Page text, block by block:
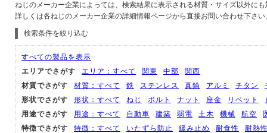
ねじのメーカー企業によっては、検索結果に表示される材質・サイズ以外に
詳しくは各ねじのメーカー企業の詳細情報ページから直接お問い合わせ下さい
検索条件を絞り込む
すべての製品を表示
エリアでさがす
エリア：すべて 関東 中部
関西
材質でさがす
材質：すべて 鉄 ステンレス 真鍮 アルミ チタン
形状でさがす
形状：すべて ねじ ボルト ナット 座金 リベット
用途でさがす
用途：すべて 自動車 建築 弱電 土木 機械 航空
特徴でさがす
特徴：すべて いたずら防止 緩み止め 耐食性 耐熱